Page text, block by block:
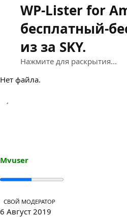
WP-Lister for
бесплатный-
из за SKY.
Нажмите для раскрытия...
Нет файла.
Mvuser
СВОЙ МОДЕРАТОР
6 Август 2019